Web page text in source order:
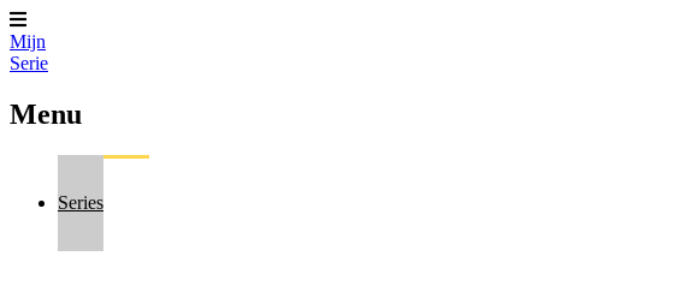
Mijn
Serie
Menu
Series